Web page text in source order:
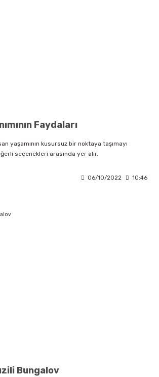
Faydaları
yaşamının kusursuz bir noktaya taşımayı
seçenekleri arasında yer alır.
06/10/2022 10:46
Bungalov